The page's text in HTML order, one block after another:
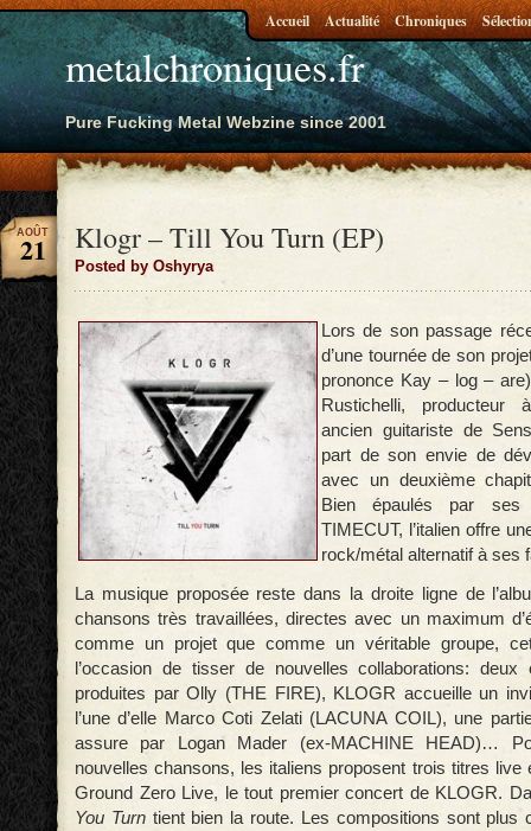
metalchroniques.fr
Pure Fucking Metal Webzine since 2001
Accueil Actualité Chroniques
Klogr – Till You Turn (EP)
Posted by Oshyrya
AOÛT
21
Lors de son passage
d’une tournée de son
prononce Kay – log –
Rustichelli, producteur
ancien guitariste de
part de son envie de
avec un deuxième
Bien épaulés par ses
TIMECUT, l’italien offre
rock/métal alternatif à ses
La musique proposée reste dans la droite ligne de
chansons très travaillées, directes avec un maximum
comme un projet que comme un véritable groupe,
l’occasion de tisser de nouvelles collaborations:
produites par Olly (THE FIRE), KLOGR accueille un
l’une d’elle Marco Coti Zelati (LACUNA COIL), une
assure par Logan Mader (ex-MACHINE HEAD)…
nouvelles chansons, les italiens proposent trois titres live
Ground Zero Live, le tout premier concert de KLOGR.
You Turntient bien la route. Les compositions sont plus